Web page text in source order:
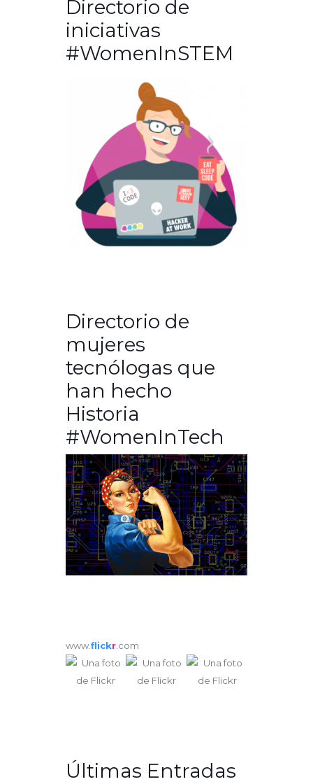
Directorio de
iniciativas
#WomenInSTEM
Directorio de
mujeres
tecnólogas que
han hecho
Historia
#WomenInTech
www.flickr.com
Últimas Entradas